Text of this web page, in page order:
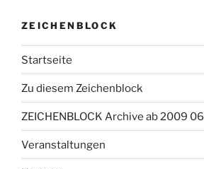
ZEICHENBLOCK
Startseite
Zu diesem Zeichenblock
ZEICHENBLOCK Archive ab 2009 06
Veranstaltungen